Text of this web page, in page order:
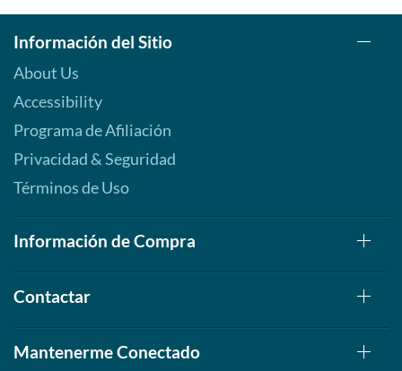
Información del Sitio
About Us
Accessibility
Programa de Afiliación
Privacidad & Seguridad
Términos de Uso
Información de Compra
Contactar
Mantenerme Conectado